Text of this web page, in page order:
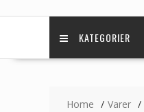
KATEGORIER
Home Varer